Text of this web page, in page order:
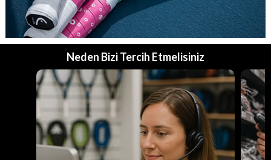
Neden Bizi Tercih Etmelisiniz